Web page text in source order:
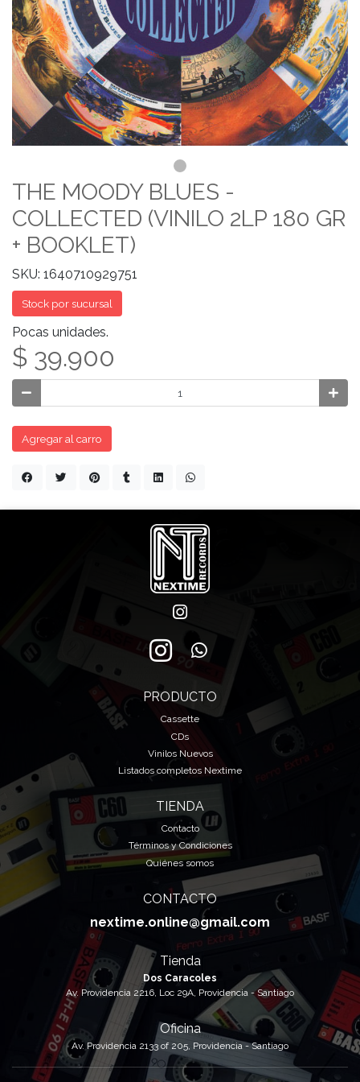
THE MOODY BLUES -
COLLECTED (VINILO 2LP 180 GR
+ BOOKLET)
SKU: 1640710929751
Stock por sucursal
Pocas unidades.
$ 39.900
Agregar al carro
PRODUCTO
Cassette
CDs
Vinilos Nuevos
Listados completos Nextime
TIENDA
Contacto
Términos y Condiciones
Quiénes somos
CONTACTO
nextime.online@gmail.com
Tienda
Dos Caracoles
Av. Providencia 2216, Loc 29A, Providencia - Santiago
Oficina
Av. Providencia 2133 of 205, Providencia - Santiago